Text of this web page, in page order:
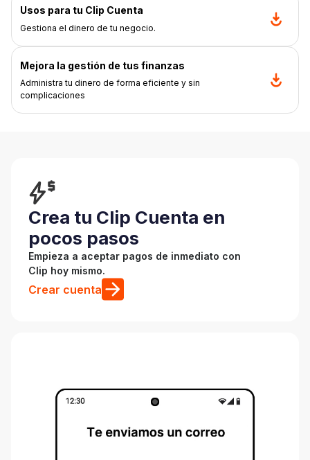
Usos para tu Clip Cuenta
Gestiona el dinero de tu negocio.
Mejora la gestión de tus finanzas
Administra tu dinero de forma eficiente y sin
complicaciones
Crea tu Clip Cuenta en
pocos pasos
Empieza a aceptar pagos de inmediato con
Clip hoy mismo.
Crear cuenta